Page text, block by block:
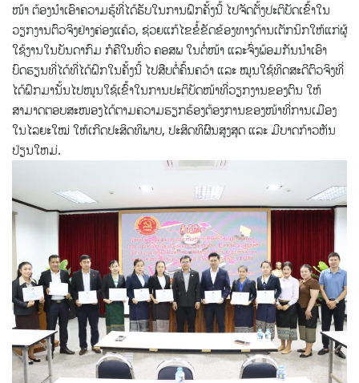
ໜ້າ ຕ້ອງນຳເອົາຄວາມຮູ້ທີ່ໄດ້ຮັບໃນການຝຶກຄັ້ງນີ້ ໄປຈັດຕັ້ງປະຕິບັດເຂົ້າໃນ
ວຽກງານຕົວຈິງຢ່າງຄ່ອງແຄ້ວ, ຊ່ວຍແກ້ໄຂຂໍ້ຂັດຂ້ອງທາງດ້ານເຕັກນິກໃຫ້ແກ່ຜູ້
ໃຊ້ງານໃນບັນດາກົມ ກໍຄືໃນທົ່ວ ຄອສພ ໃນຕໍ່ໜ້າ ແລະຈົ່ງພ້ອມກັນນໍາເອົາ
ບົດຮຽນທີ່ໄດ້ທີ່ໄດ້ຝຶກໃນຄັ້ງນີ້ ໄປສືບຕໍ່ຄົ້ນຄວ້າ ແລະ ໝູນໃຊ້ທິດສະດີຕົວຈິງທີ່
ໄດ້ຝຶກມານັ້ນໄປໜູນໃຊ້ເຂົ້າໃນການປະຕິບັດໜ້າທີ່ວຽກງານຂອງຕົນ ໃຫ້
ສາມາດຕອບສະໜອງໄດ້ຕາມຄວາມຮຽກຮ້ອງຕ້ອງການຂອງໜ້າທີ່ການເມືອງ
ໃນໄລຍະໃໝ່ ໃຫ້ເກີດປະສິດທິພາບ, ປະສິດທິຜົນສູງສຸດ ແລະ ມີບາດກ້າວຫັນ
ປ່ຽນໃຫມ່.